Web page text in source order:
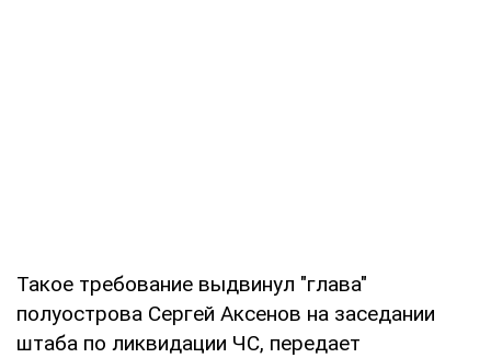
Такое требование выдвинул "глава"
полуострова Сергей Аксенов на заседании
штаба по ликвидации ЧС, передает